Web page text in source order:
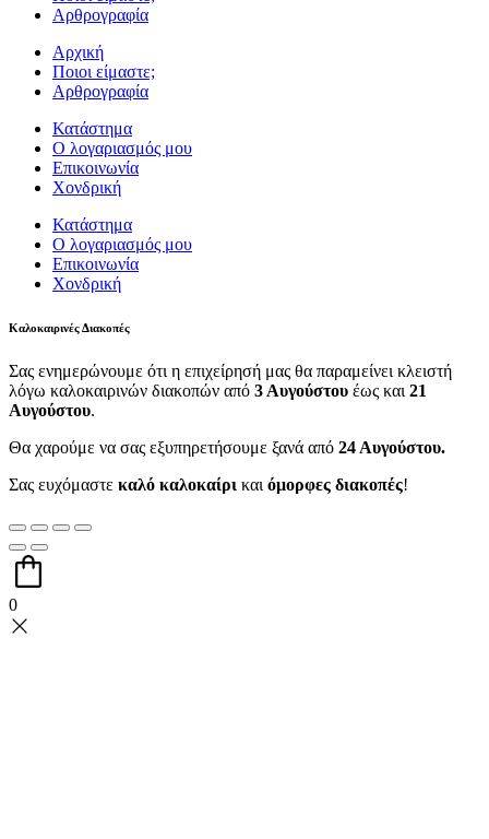
Αρθρογραφία
Αρχική
Ποιοι είμαστε;
Αρθρογραφία
Κατάστημα
Ο λογαριασμός μου
Επικοινωνία
Χονδρική
Κατάστημα
Ο λογαριασμός μου
Επικοινωνία
Χονδρική
Καλοκαιρινές Διακοπές
Σας ενημερώνουμε ότι η επιχείρησή μας θα παραμείνει κλειστή
λόγω καλοκαιρινών διακοπών από 3 Αυγούστου έως και 21
Αυγούστου.
Θα χαρούμε να σας εξυπηρετήσουμε ξανά από 24 Αυγούστου.
Σας ευχόμαστε καλό καλοκαίρι και όμορφες διακοπές!
0